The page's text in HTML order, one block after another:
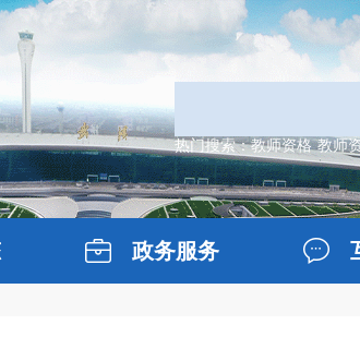
热门搜索：教师资格 教师
政务服务